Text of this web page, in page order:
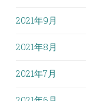
2021年9月
2021年8月
2021年7月